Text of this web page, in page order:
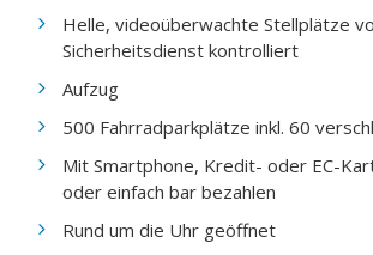
Helle, videoüberwachte Stellplätze
Sicherheitsdienst kontrolliert
Aufzug
500 Fahrradparkplätze inkl. 60
Mit Smartphone, Kredit- oder EC-
oder einfach bar bezahlen
Rund um die Uhr geöffnet